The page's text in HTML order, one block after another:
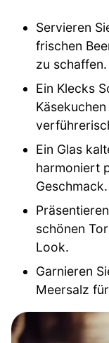
Servieren
frischen
zu schaffen.
Ein Klecks
Ein Glas
harmoniert
Geschmack.
schönen
Look.
Garnieren
Meersalz